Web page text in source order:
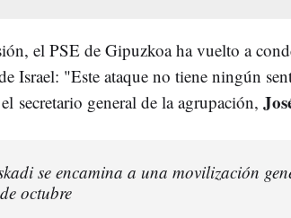
el PSE de Gipuzkoa ha vuelto a
Israel: "Este ataque no tiene ningún
secretario general de la agrupación,
se encamina a una movilización
octubre